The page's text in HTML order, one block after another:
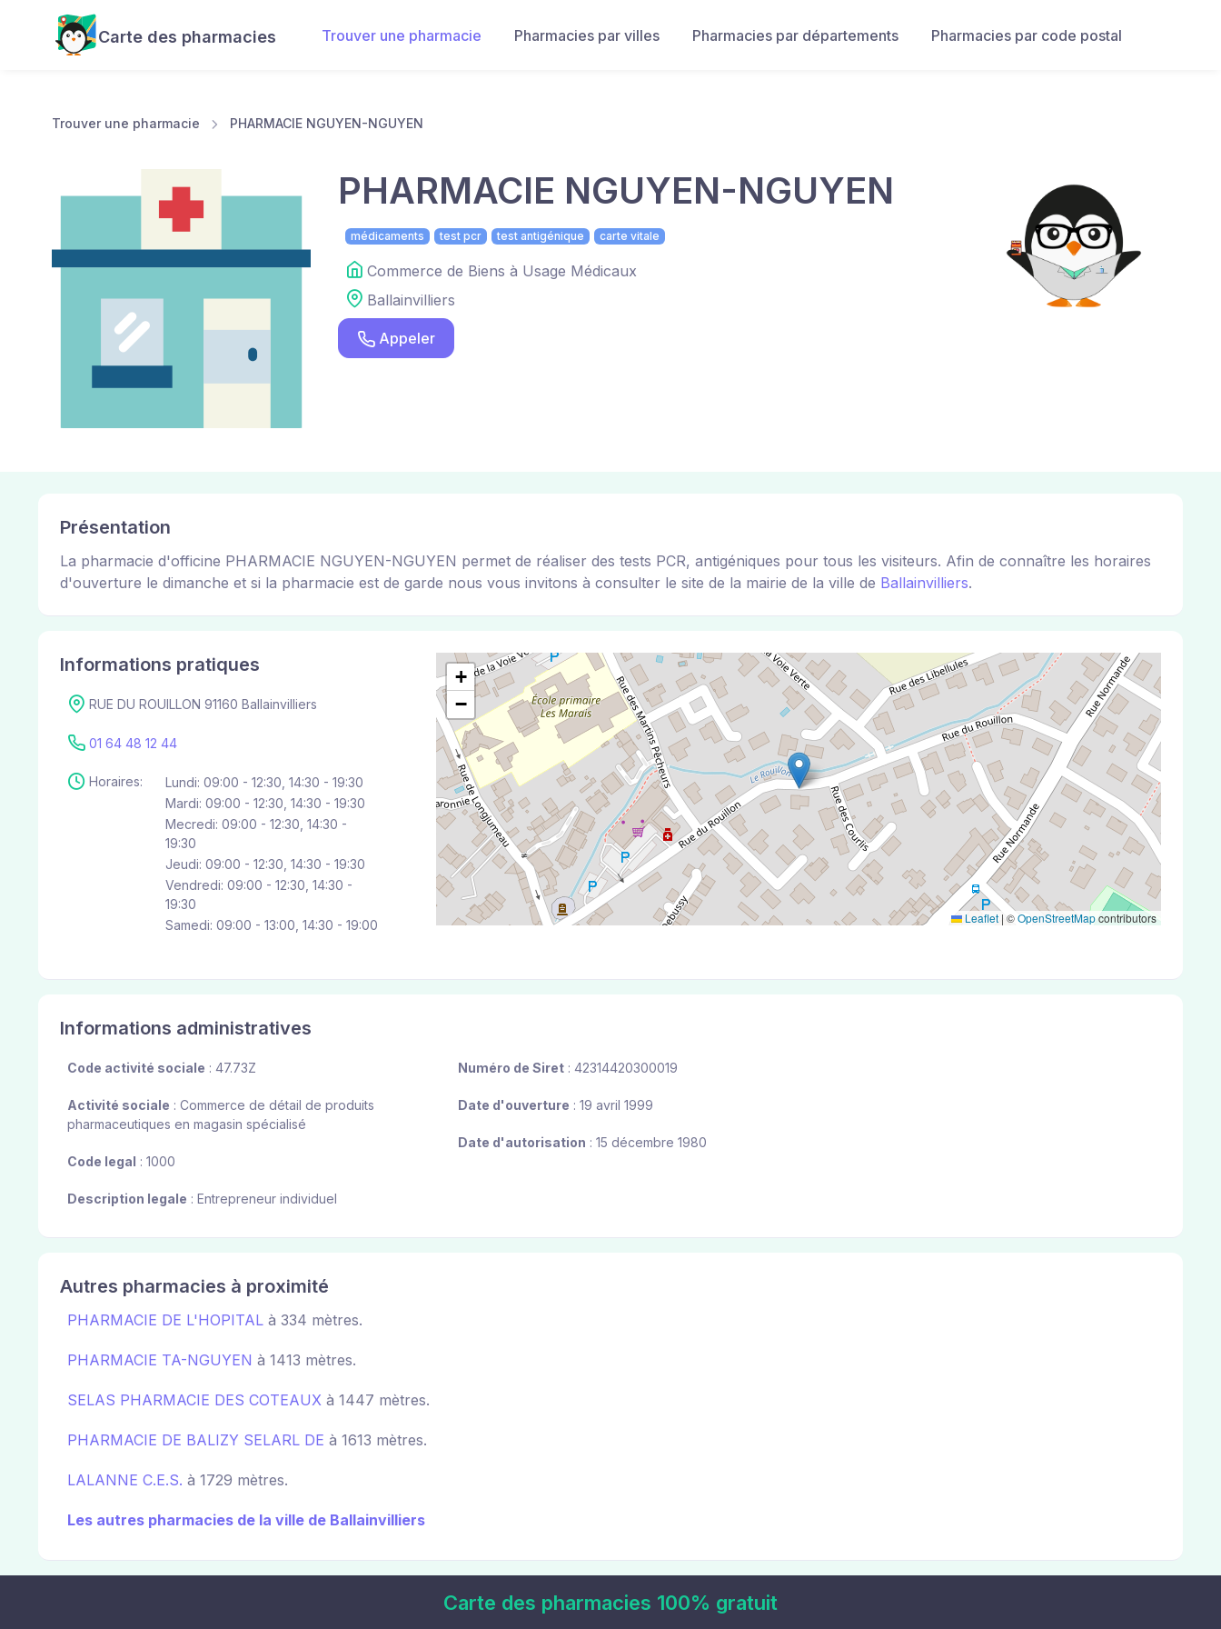
Carte des pharmacies Trouver une pharmacie Pharmacies par villes Pharmacies par départements Pharmacies par code postal
Trouver une pharmacie PHARMACIE NGUYEN-NGUYEN
PHARMACIE NGUYEN-NGUYEN
médicaments test pcr test antigénique carte vitale
Commerce de Biens à Usage Médicaux
Ballainvilliers
Appeler
Présentation
La pharmacie d'officine PHARMACIE NGUYEN-NGUYEN permet de réaliser des tests PCR, antigéniques pour tous les visiteurs. Afin de connaître les horaires
d'ouverture le dimanche et si la pharmacie est de garde nous vous invitons à consulter le site de la mairie de la ville de Ballainvilliers.
Informations pratiques
RUE DU ROUILLON 91160 Ballainvilliers
01 64 48 12 44
Horaires:
Lundi: 09:00 - 12:30, 14:30 - 19:30
Mardi: 09:00 - 12:30, 14:30 - 19:30
Mecredi: 09:00 - 12:30, 14:30 -
19:30
Jeudi: 09:00 - 12:30, 14:30 - 19:30
Vendredi: 09:00 - 12:30, 14:30 -
19:30
Samedi: 09:00 - 13:00, 14:30 - 19:00
+
−
Leaflet | ©OpenStreetMapcontributors
Informations administratives
Code activité sociale : 47.73Z
Activité sociale : Commerce de détail de produits
pharmaceutiques en magasin spécialisé
Code legal : 1000
Description legale : Entrepreneur individuel
Numéro de Siret : 42314420300019
Date d'ouverture : 19 avril 1999
Date d'autorisation : 15 décembre 1980
Autres pharmacies à proximité
PHARMACIE DE L'HOPITAL à 334 mètres.
PHARMACIE TA-NGUYEN à 1413 mètres.
SELAS PHARMACIE DES COTEAUX à 1447 mètres.
PHARMACIE DE BALIZY SELARL DE à 1613 mètres.
LALANNE C.E.S. à 1729 mètres.
Les autres pharmacies de la ville de Ballainvilliers
Carte des pharmacies 100% gratuit